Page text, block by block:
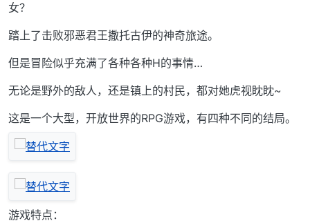
女？
踏上了击败邪恶君王撒托古伊的神奇旅途。
但是冒险似乎充满了各种各种H的事情…
无论是野外的敌人，还是镇上的村民，都对她虎视眈眈~
这是一个大型，开放世界的RPG游戏，有四种不同的结局。
游戏特点：